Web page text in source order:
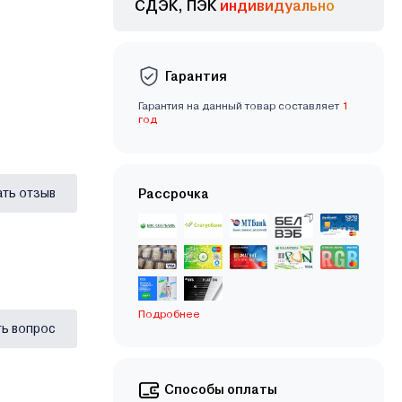
отзыв
вопрос
СДЭК, ПЭК индивидуально
Гарантия
Гарантия на данный товар составляет 1
год
Рассрочка
Подробнее
Способы оплаты